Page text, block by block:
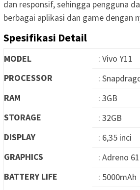
dan responsif, sehingga pengguna
berbagai aplikasi dan game dengan
Spesifikasi Detail
MODEL
: Vivo Y11
PROCESSOR
:
RAM
: 3GB
STORAGE
: 32GB
DISPLAY
: 6,35 inci
GRAPHICS
: Adreno
BATTERY LIFE
: 5000mAh